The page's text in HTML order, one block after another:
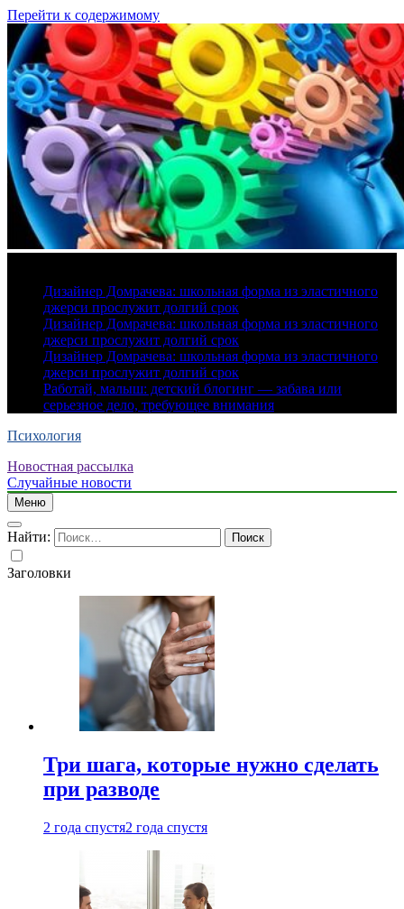
Перейти к содержимому
Дизайнер Домрачева: школьная форма из эластичного
джерси прослужит долгий срок
Дизайнер Домрачева: школьная форма из эластичного
джерси прослужит долгий срок
Дизайнер Домрачева: школьная форма из эластичного
джерси прослужит долгий срок
Работай, малыш: детский блогинг — забава или
серьезное дело, требующее внимания
Психология
Новостная рассылка
Случайные новости
Меню
Найти:
Заголовки
Три шага, которые нужно сделать
при разводе
2 года спустя2 года спустя